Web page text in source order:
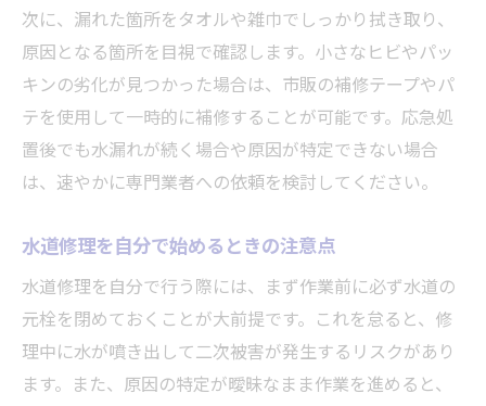
次に、漏れた箇所をタオルや雑巾でしっかり拭き取り、
原因となる箇所を目視で確認します。小さなヒビやパッ
キンの劣化が見つかった場合は、市販の補修テープやパ
テを使用して一時的に補修することが可能です。応急処
置後でも水漏れが続く場合や原因が特定できない場合
は、速やかに専門業者への依頼を検討してください。
水道修理を自分で始めるときの注意点
水道修理を自分で行う際には、まず作業前に必ず水道の
元栓を閉めておくことが大前提です。これを怠ると、修
理中に水が噴き出して二次被害が発生するリスクがあり
ます。また、原因の特定が曖昧なまま作業を進めると、